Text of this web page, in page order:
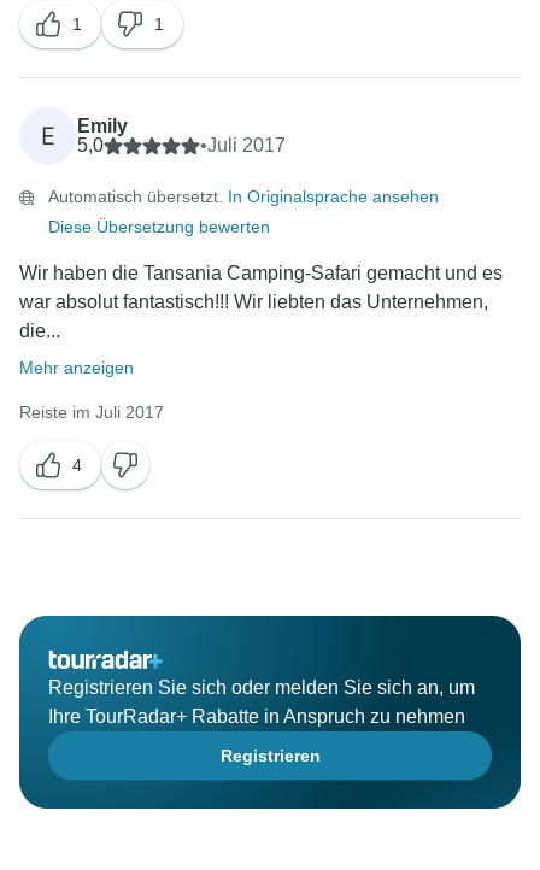
1 1
E
Emily
5,0
•Juli 2017
Automatisch übersetzt. In Originalsprache ansehen
Diese Übersetzung bewerten
Wir haben die Tansania Camping-Safari gemacht und es
war absolut fantastisch!!! Wir liebten das Unternehmen,
die...
Mehr anzeigen
Reiste im Juli 2017
4
Registrieren Sie sich oder melden Sie sich an, um
Ihre TourRadar+ Rabatte in Anspruch zu nehmen
Registrieren